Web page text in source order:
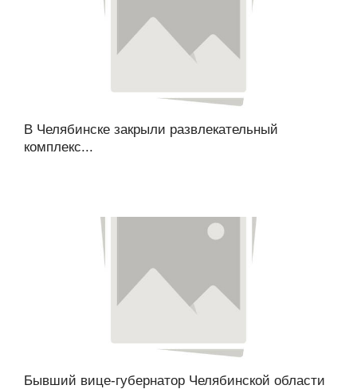
В Челябинске закрыли развлекательный
комплекс...
Бывший вице-губернатор Челябинской области